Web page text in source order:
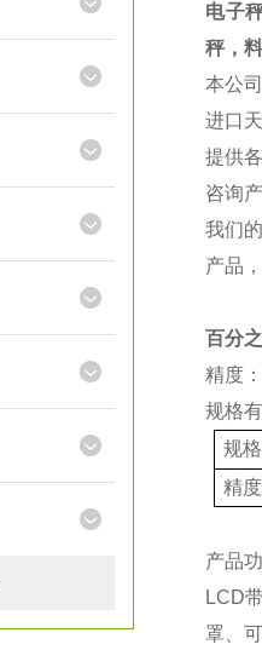
电子
秤，
本公
进口
提供
咨询
我们
产品
百分
精度
规格
规格
精度
产品
LCD
罩、